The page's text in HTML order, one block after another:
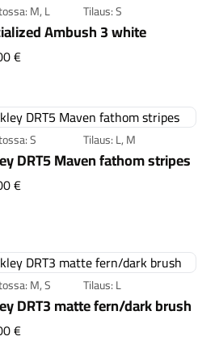
M, L Tilaus: S
Ambush 3 white
€Specialized Ambush 3 white
S Tilaus: L, M
DRT5 Maven fathom stripes
€Oakley DRT5 Maven fathom
M, S Tilaus: L
DRT3 matte fern/dark brush
€Oakley DRT3 matte fern/dark